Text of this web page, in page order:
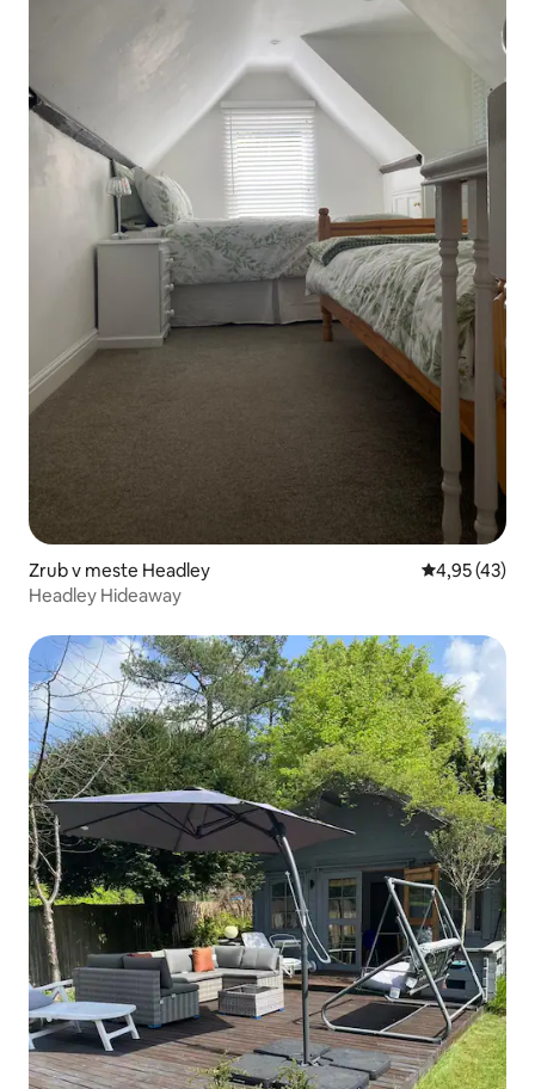
Zrub v meste Headley Priemerné
4,95 (43)
Headley Hideaway